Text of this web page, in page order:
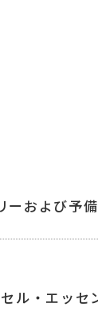
ーおよび予
ル・エッセ